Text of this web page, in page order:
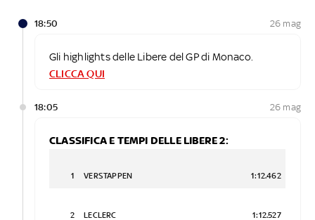
18:50 26 mag
Gli highlights delle Libere del GP di Monaco.
CLICCA QUI
18:05 26 mag
CLASSIFICA E TEMPI DELLE LIBERE 2:
1 VERSTAPPEN 1:12.462
2 LECLERC 1:12.527